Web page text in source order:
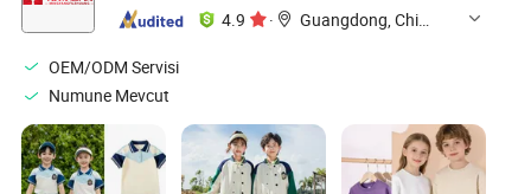
4.9 · Guangdong, China
OEM/ODM Servisi
Numune Mevcut